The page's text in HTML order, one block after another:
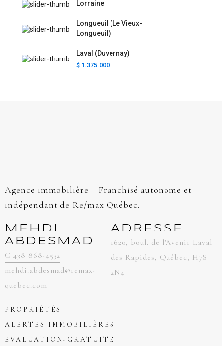
Lorraine
Longueuil (Le Vieux-
Longueuil)
Laval (Duvernay)
$ 1.375.000
Agence immobilière – Franchisé autonome et
indépendant de Re/max Québec.
MEHDI
ABDESMAD
C 438 868-4532
mehdi.abdesmad@remax-
quebec.com
ADRESSE
1620, boul. de l'Avenir Laval
des Rapides, Québec, H7S
2N4
PROPRIÉTÉS
ALERTES IMMOBILIÈRES
EVALUATION-GRATUITE